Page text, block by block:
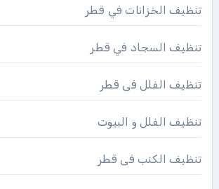
تنظيف الخزانات في قطر
تنظيف السجاد في قطر
تنظيف الفلل فى قطر
تنظيف الفلل و البيوت
تنظيف الكنب فى قطر